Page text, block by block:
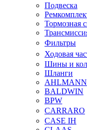
Подвеска
Тормозная
Фильтры
Ходовая
Шины и
Шланги
AHLMANN
BALDWIN
BPW
CARRARO
CASE IH